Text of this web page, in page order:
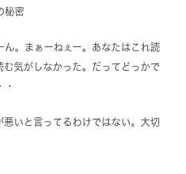
秘密
。まぁーねぇー。あなたはこれ読
気がしなかった。だってどっかで
いと言ってるわけではない。大切